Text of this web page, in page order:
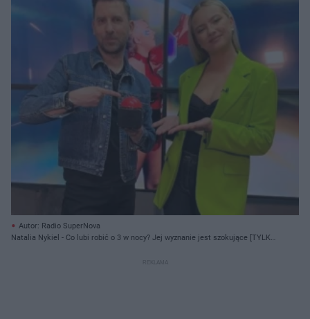
Autor: Radio SuperNova
Natalia Nykiel - Co lubi robić o 3 w nocy? Jej wyznanie jest szokujące [TYLKO